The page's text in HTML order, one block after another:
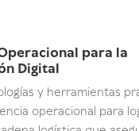
para la
Digital
y herramientas
operacional para